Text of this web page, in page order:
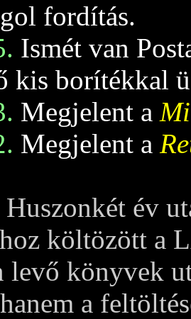
fordítás.
Ismét van
kis borítékkal
Megjelent a
Megjelent a
Huszonkét év
költözött a
levő könyvek
a